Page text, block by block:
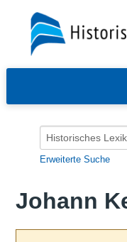
Erweiterte Suche
Johann